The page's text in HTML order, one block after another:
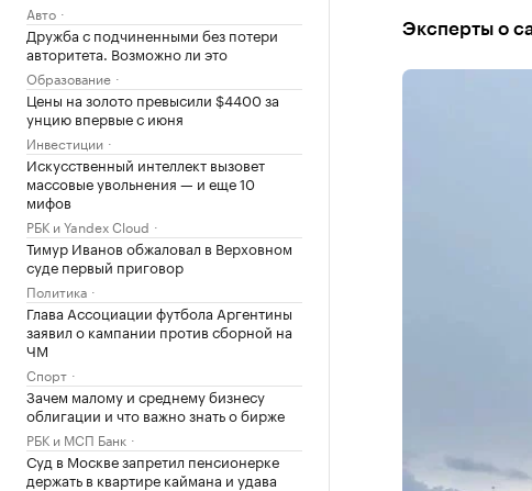
Авто
Дружба с подчиненными без потери
авторитета. Возможно ли это
Образование
Цены на золото превысили $4400 за
унцию впервые с июня
Инвестиции
Искусственный интеллект вызовет
массовые увольнения — и еще 10
мифов
РБК и Yandex Cloud
Тимур Иванов обжаловал в Верховном
суде первый приговор
Политика
Глава Ассоциации футбола Аргентины
заявил о кампании против сборной на
ЧМ
Спорт
Зачем малому и среднему бизнесу
облигации и что важно знать о бирже
РБК и МСП Банк
Суд в Москве запретил пенсионерке
держать в квартире каймана и удава
Эксперты о